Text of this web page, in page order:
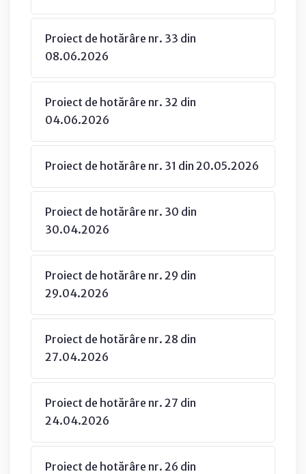
Proiect de hotărâre nr. 33 din
08.06.2026
Proiect de hotărâre nr. 32 din
04.06.2026
Proiect de hotărâre nr. 31 din 20.05.2026
Proiect de hotărâre nr. 30 din
30.04.2026
Proiect de hotărâre nr. 29 din
29.04.2026
Proiect de hotărâre nr. 28 din
27.04.2026
Proiect de hotărâre nr. 27 din
24.04.2026
Proiect de hotărâre nr. 26 din